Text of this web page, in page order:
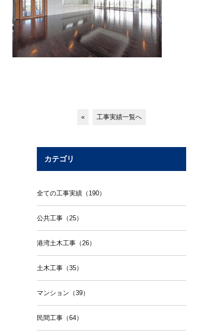
« 工事実績一覧へ
カテゴリ
全ての工事実績（190）
公共工事（25）
港湾土木工事（26）
土木工事（35）
マンション（39）
民間工事（64）